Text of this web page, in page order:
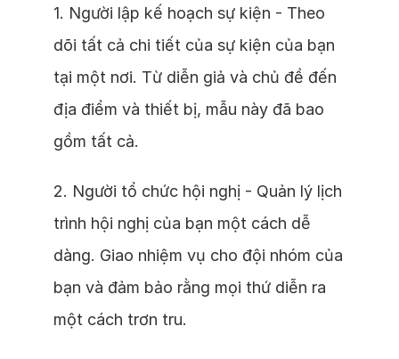
1. Người lập kế hoạch sự kiện - Theo
dõi tất cả chi tiết của sự kiện của bạn
tại một nơi. Từ diễn giả và chủ đề đến
địa điểm và thiết bị, mẫu này đã bao
gồm tất cả.
2. Người tổ chức hội nghị - Quản lý lịch
trình hội nghị của bạn một cách dễ
dàng. Giao nhiệm vụ cho đội nhóm của
bạn và đảm bảo rằng mọi thứ diễn ra
một cách trơn tru.